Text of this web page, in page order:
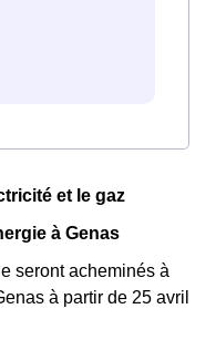
et le gaz
à Genas
seront acheminés à
à partir de 25 avril